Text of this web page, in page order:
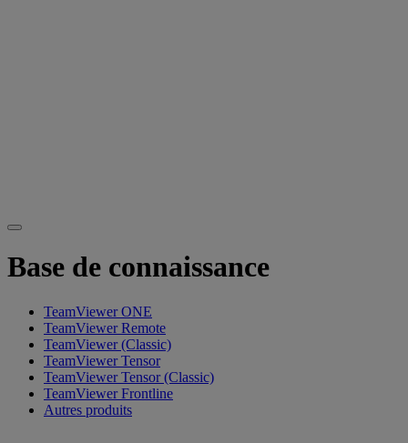
Base de connaissance
TeamViewer ONE
TeamViewer Remote
TeamViewer (Classic)
TeamViewer Tensor
TeamViewer Tensor (Classic)
TeamViewer Frontline
Autres produits